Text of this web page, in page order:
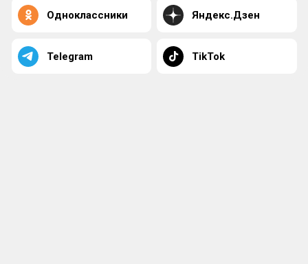
Одноклассники Яндекс.Дзен
Telegram TikTok